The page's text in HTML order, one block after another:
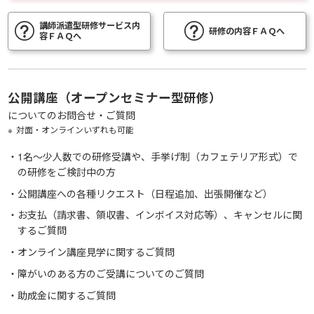
講師派遣型研修サービス内
容ＦＡＱへ 研修の内容ＦＡＱへ
公開講座 （オープンセミナー型研修）
についてのお問合せ・ご質問
対面・オンラインいずれも可能
1名～少人数での研修受講や、手挙げ制（カフェテリア形式）で
の研修をご検討中の方
公開講座への各種リクエスト（日程追加、出張開催など）
お支払（請求書、領収書、インボイス対応等）、キャンセルに関
するご質問
オンライン講座見学に関するご質問
障がいのある方のご受講についてのご質問
助成金に関するご質問